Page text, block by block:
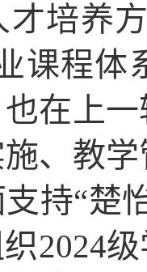
培养
课程体
在上
、教
持“楚
2024